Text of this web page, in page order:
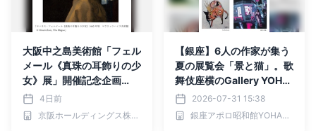
大阪中之島美術館「フェル
メール《真珠の耳飾りの少
女》展」開催記念企画
「フェルメール展鑑賞つき
ランチ&水上バス観光ツア
ー」を限定販売します！
4日前
京阪ホールディングス株式会社
【銀座】6人の作家が集う
夏の展覧会「景と猫」。歌
舞伎座横のGallery YOHA
KUにて、8月20日(木)よ
り涼やかに開催！
2026-07-31 15:38
銀座アポロ昭和館YOHAKU